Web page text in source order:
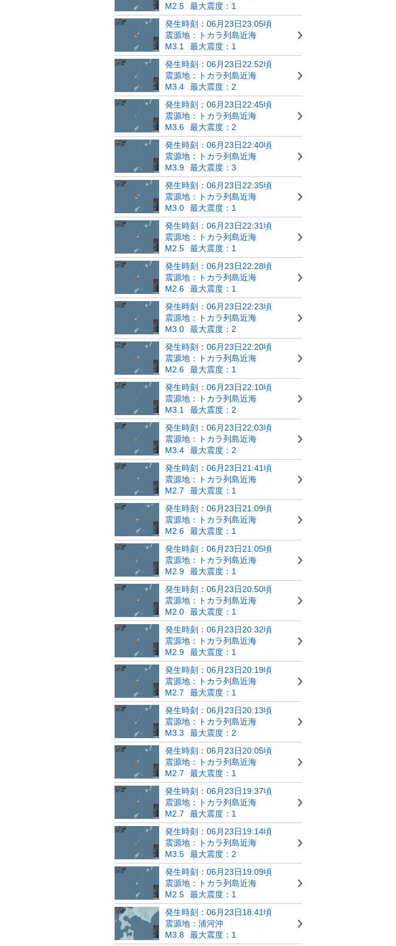
M2.5
最大震度：1
発生時刻：06月23日23:05頃
震源地：トカラ列島近海
M3.1
最大震度：1
発生時刻：06月23日22:52頃
震源地：トカラ列島近海
M3.4
最大震度：2
発生時刻：06月23日22:45頃
震源地：トカラ列島近海
M3.6
最大震度：2
発生時刻：06月23日22:40頃
震源地：トカラ列島近海
M3.9
最大震度：3
発生時刻：06月23日22:35頃
震源地：トカラ列島近海
M3.0
最大震度：1
発生時刻：06月23日22:31頃
震源地：トカラ列島近海
M2.5
最大震度：1
発生時刻：06月23日22:28頃
震源地：トカラ列島近海
M2.6
最大震度：1
発生時刻：06月23日22:23頃
震源地：トカラ列島近海
M3.0
最大震度：2
発生時刻：06月23日22:20頃
震源地：トカラ列島近海
M2.6
最大震度：1
発生時刻：06月23日22:10頃
震源地：トカラ列島近海
M3.1
最大震度：2
発生時刻：06月23日22:03頃
震源地：トカラ列島近海
M3.4
最大震度：2
発生時刻：06月23日21:41頃
震源地：トカラ列島近海
M2.7
最大震度：1
発生時刻：06月23日21:09頃
震源地：トカラ列島近海
M2.6
最大震度：1
発生時刻：06月23日21:05頃
震源地：トカラ列島近海
M2.9
最大震度：1
発生時刻：06月23日20:50頃
震源地：トカラ列島近海
M2.0
最大震度：1
発生時刻：06月23日20:32頃
震源地：トカラ列島近海
M2.9
最大震度：1
発生時刻：06月23日20:19頃
震源地：トカラ列島近海
M2.7
最大震度：1
発生時刻：06月23日20:13頃
震源地：トカラ列島近海
M3.3
最大震度：2
発生時刻：06月23日20:05頃
震源地：トカラ列島近海
M2.7
最大震度：1
発生時刻：06月23日19:37頃
震源地：トカラ列島近海
M2.7
最大震度：1
発生時刻：06月23日19:14頃
震源地：トカラ列島近海
M3.5
最大震度：2
発生時刻：06月23日19:09頃
震源地：トカラ列島近海
M2.5
最大震度：1
発生時刻：06月23日18:41頃
震源地：浦河沖
M3.8
最大震度：1